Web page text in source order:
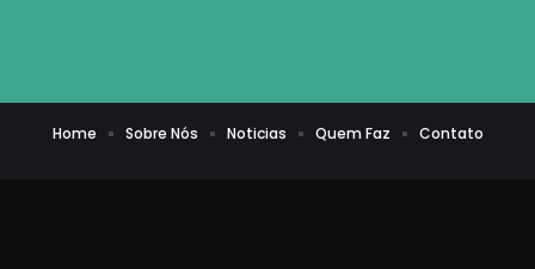
Home Sobre Nós Noticias Quem Faz Contato